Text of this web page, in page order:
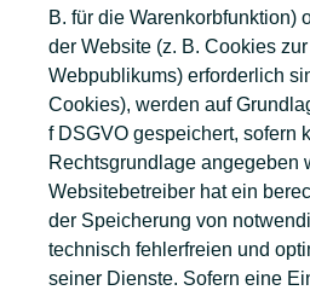
B. für die Warenkorbfunktion)
der Website (z. B. Cookies
Webpublikums) erforderlich
Cookies), werden auf
f DSGVO gespeichert, sofern
Rechtsgrundlage angegeben
Websitebetreiber hat ein
der Speicherung von
technisch fehlerfreien und
seiner Dienste. Sofern eine